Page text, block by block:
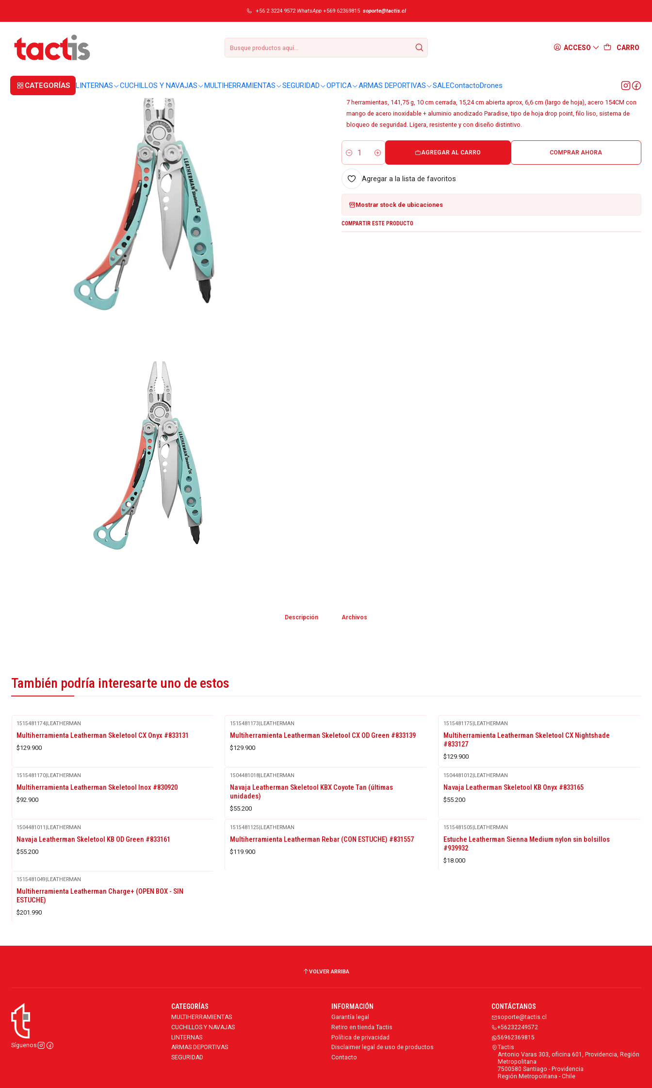
ACCESO CARRO
CATEGORÍAS LINTERNAS CUCHILLOS Y NAVAJAS MULTIHERRAMIENTAS SEGURIDAD OPTICA ARMAS DEPORTIVAS SALEContactoDrones
+56 2 3224 9572 WhatsApp +569 62369815 soporte@tactis.cl
Multiherramienta Leatherman Skeletool CX Paradise #833135
|
Multiherramienta Leatherman Skeletool CX Paradise
7 herramientas, 141,75 g, 10 cm cerrada, 15,24 cm abierta aprox, 6,6 cm (largo de hoja), acero 154CM con
mango de acero inoxidable + aluminio anodizado Paradise, tipo de hoja drop point, filo liso, sistema de
bloqueo de seguridad. Ligera, resistente y con diseño distintivo.
Cantidad
AGREGAR AL CARRO COMPRAR AHORA
Agregar a la lista de favoritos
Mostrar stock de ubicaciones
COMPARTIR ESTE PRODUCTO
Descripción Archivos
También podría interesarte uno de estos
1515481174|LEATHERMAN
Multiherramienta Leatherman Skeletool CX Onyx #833131
$129.900
1515481173|LEATHERMAN
Multiherramienta Leatherman Skeletool CX OD Green #833139
$129.900
1515481175|LEATHERMAN
Multiherramienta Leatherman Skeletool CX Nightshade
#833127
$129.900
1515481170|LEATHERMAN
Multiherramienta Leatherman Skeletool Inox #830920
$92.900
1504481018|LEATHERMAN
Navaja Leatherman Skeletool KBX Coyote Tan (últimas
unidades)
$55.200
1504481012|LEATHERMAN
Navaja Leatherman Skeletool KB Onyx #833165
$55.200
1504481011 |LEATHERMAN
Navaja Leatherman Skeletool KB OD Green #833161
$55.200
1515481125|LEATHERMAN
Multiherramienta Leatherman Rebar (CON ESTUCHE) #831557
$119.900
1515481505|LEATHERMAN
Estuche Leatherman Sienna Medium nylon sin bolsillos
#939932
$18.000
1515481049|LEATHERMAN
Multiherramienta Leatherman Charge+ (OPEN BOX - SIN
ESTUCHE)
$201.990
VOLVER ARRIBA
Síguenos
CATEGORÍAS
MULTIHERRAMIENTAS
CUCHILLOS Y NAVAJAS
LINTERNAS
ARMAS DEPORTIVAS
SEGURIDAD
INFORMACIÓN
Garantía legal
Retiro en tienda Tactis
Política de privacidad
Disclaimer legal de uso de productos
Contacto
CONTÁCTANOS
soporte@tactis.cl
+56232249572
56962369815
Tactis
Antonio Varas 303, oficina 601, Providencia, Región
Metropolitana
7500580 Santiago - Providencia
Región Metropolitana - Chile